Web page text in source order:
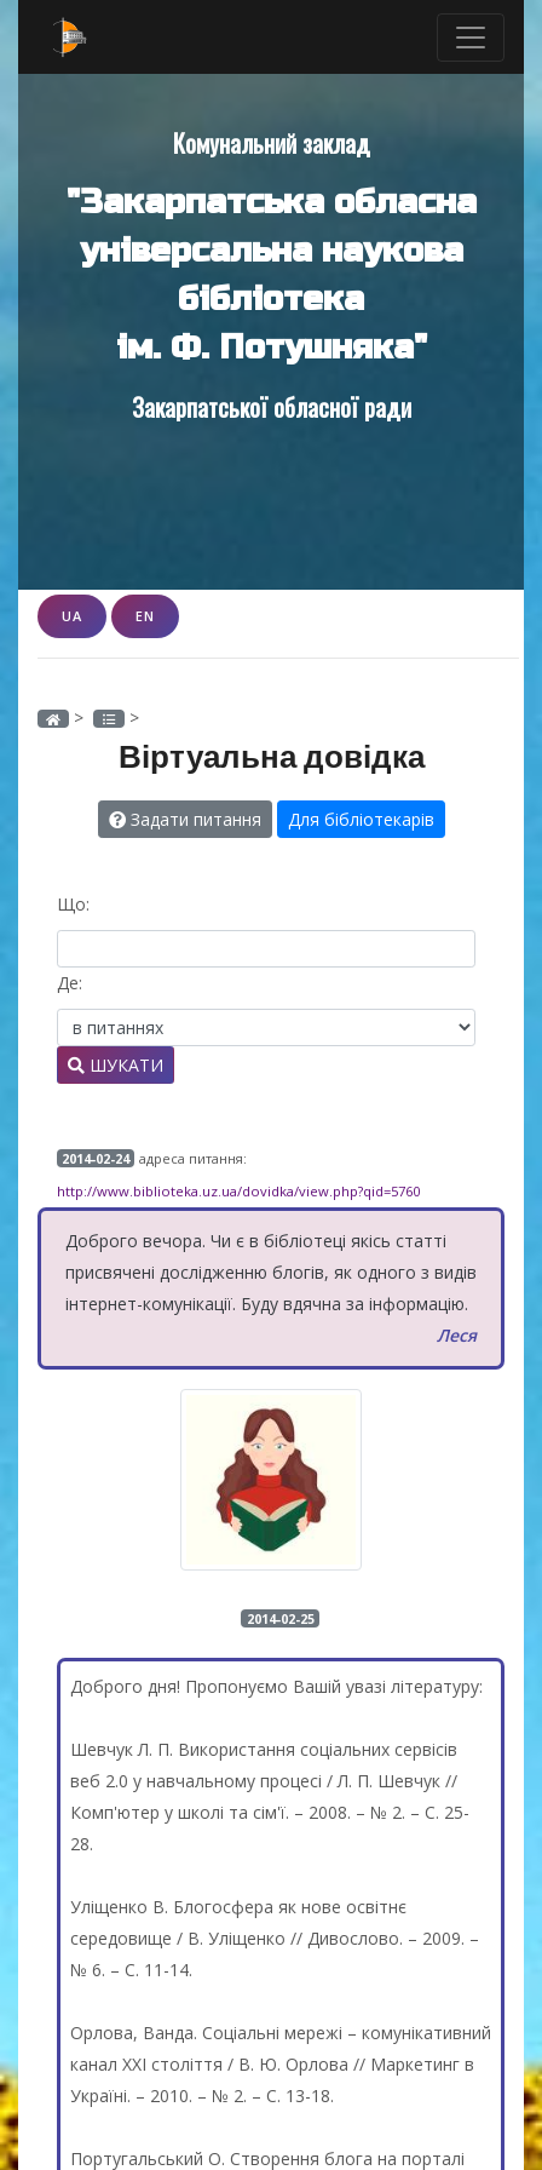
Комунальний заклад
"Закарпатська обласна
універсальна наукова
бібліотека
ім. Ф. Потушняка"
Закарпатської обласної ради
UA EN
> >
Віртуальна довідка
Задати питання Для бібліотекарів
Що:
Де:
ШУКАТИ
2014-02-24 адреса питання:
http://www.biblioteka.uz.ua/dovidka/view.php?qid=5760
Доброго вечора. Чи є в бібліотеці якісь статті
присвячені дослідженню блогів, як одного з видів
інтернет-комунікації. Буду вдячна за інформацію.
Леся
2014-02-25
Доброго дня! Пропонуємо Вашій увазі літературу:
Шевчук Л. П. Використання соціальних сервісів
веб 2.0 у навчальному процесі / Л. П. Шевчук //
Комп'ютер у школі та сім'ї. – 2008. – № 2. – С. 25-
28.
Уліщенко В. Блогосфера як нове освітнє
середовище / В. Уліщенко // Дивослово. – 2009. –
№ 6. – С. 11-14.
Орлова, Ванда. Соціальні мережі – комунікативний
канал ХХІ століття / В. Ю. Орлова // Маркетинг в
Україні. – 2010. – № 2. – С. 13-18.
Португальський О. Створення блога на порталі